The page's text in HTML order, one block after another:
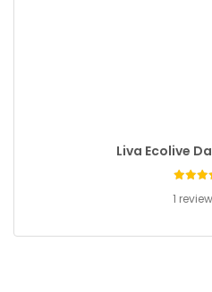
Liva Ecolive
1